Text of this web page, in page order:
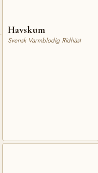
Havskum
Svensk Varmblodig Ridhäst